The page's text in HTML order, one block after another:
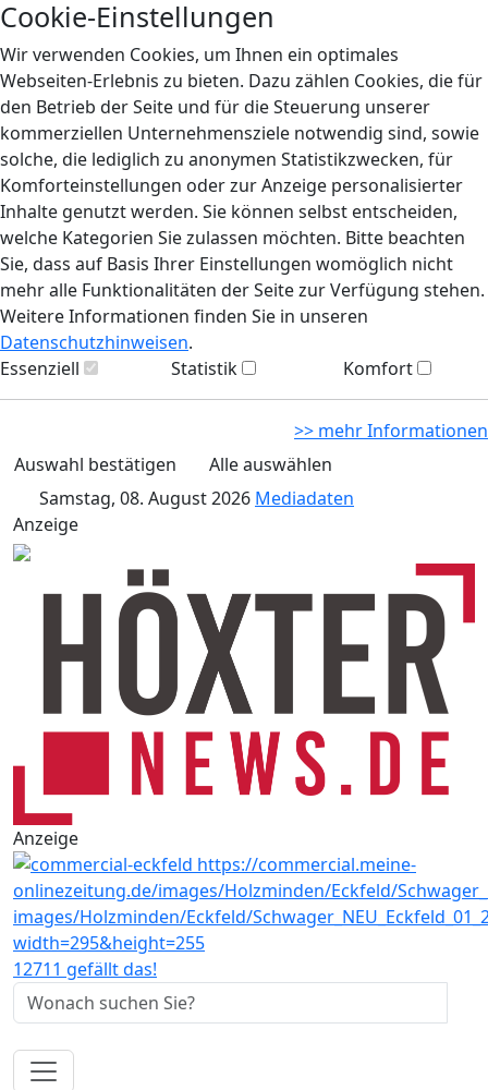
Cookie-Einstellungen
Wir verwenden Cookies, um Ihnen ein optimales
Webseiten-Erlebnis zu bieten. Dazu zählen Cookies, die für
den Betrieb der Seite und für die Steuerung unserer
kommerziellen Unternehmensziele notwendig sind, sowie
solche, die lediglich zu anonymen Statistikzwecken, für
Komforteinstellungen oder zur Anzeige personalisierter
Inhalte genutzt werden. Sie können selbst entscheiden,
welche Kategorien Sie zulassen möchten. Bitte beachten
Sie, dass auf Basis Ihrer Einstellungen womöglich nicht
mehr alle Funktionalitäten der Seite zur Verfügung stehen.
Weitere Informationen finden Sie in unseren
Datenschutzhinweisen.
Essenziell
Statistik Komfort
>> mehr Informationen
Auswahl bestätigen
Alle auswählen
Samstag, 08. August 2026 Mediadaten
Anzeige
Anzeige
12711 gefällt das!